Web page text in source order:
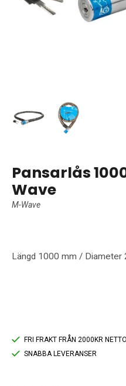
Pansarlås
Wave
M-Wave
Längd 1000 mm / Diameter
FRI FRAKT FRÅN 2000KR NETTO
SNABBA LEVERANSER